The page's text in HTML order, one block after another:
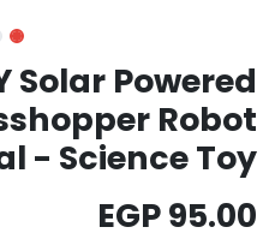
Solar Powered
Robot
- Science Toy
95.00